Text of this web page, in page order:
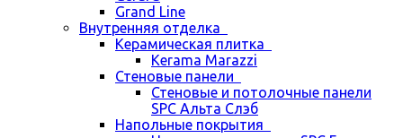
Grand Line
Внутренняя отделка
Керамическая плитка
Kerama Marazzi
Стеновые панели
Стеновые и потолочные панели
SPC Альта Слэб
Напольные покрытия